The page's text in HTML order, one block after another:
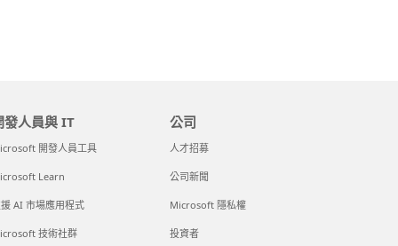
發人員與 IT
開發人員工具
Learn
AI 市場應用程式
技術社群
公司
人才招募
公司新聞
Microsoft 隱私權
投資者